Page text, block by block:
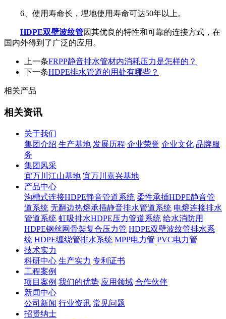
6、使用寿命长，埋地使用寿命可达50年以上。
HDPE双壁波纹管因其优良的特性和可靠的连接方式，在
国内外得到了广泛的应用。
上一条FRPP静音排水管材内消耗压力是怎样的？
下一条HDPE排水管道的用处有哪些？
相关产品
相关资讯
关于我们
集团介绍 生产基地 发展历程 企业荣誉 企业文化 品牌服
务
集团风采
宜万川江山基地 宜万川嘉兴基地
产品中心
沟槽式连接HDPE静音管道系统 柔性承插HDPE静音管
道系统 无翻边热熔承插静音排水管道系统 电熔连接排水
管道系统 虹吸排水HDPE压力管道系统 给水消防用
HDPE钢丝网骨架复合压力管 HDPE双壁波纹管排水系
统 HDPE缠绕管排水系统 MPP电力管 PVC电力管
技术实力
科研中心 生产实力 专利证书
工程案例
项目案例 我们的优势 应用领域 合作伙伴
新闻中心
公司新闻 行业资讯 常见问题
招贤纳士